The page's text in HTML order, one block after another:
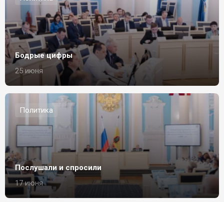
Бодрые цифры
25 июня
Политика
Послушали и спросили
17 июня